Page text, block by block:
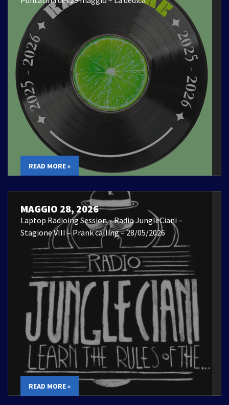
READ MORE »
MAGGIO 28, 2026
Laptop Radioing Session – Radio JungleCiani –
Stagione VIII – Prank calling – 28/05/2026
READ MORE »